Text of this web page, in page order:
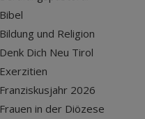
Bibel
Bildung und Religion
Denk Dich Neu Tirol
Exerzitien
Franziskusjahr 2026
Frauen in der Diözese